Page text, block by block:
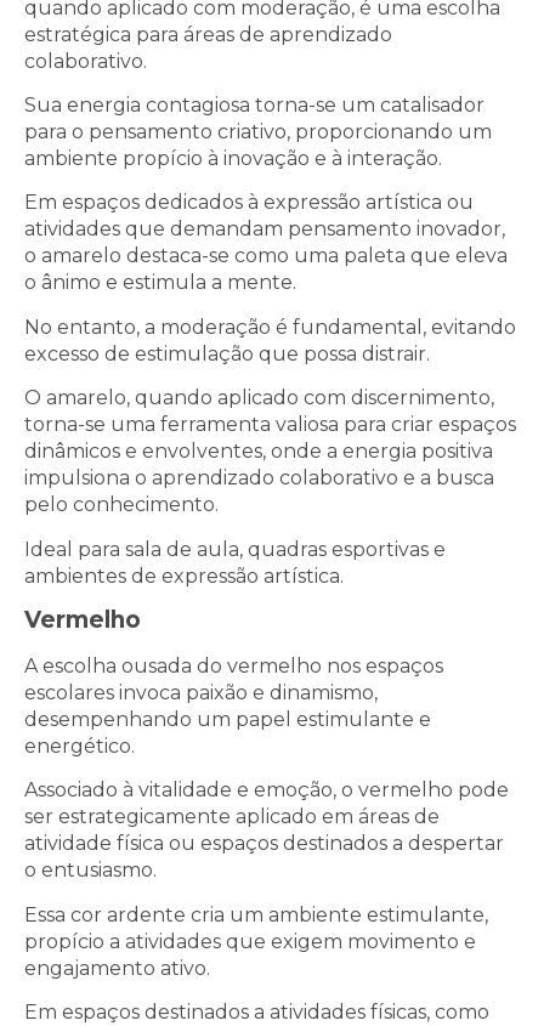
quando aplicado com moderação, é uma escolha
estratégica para áreas de aprendizado
colaborativo.
Sua energia contagiosa torna-se um catalisador
para o pensamento criativo, proporcionando um
ambiente propício à inovação e à interação.
Em espaços dedicados à expressão artística ou
atividades que demandam pensamento inovador,
o amarelo destaca-se como uma paleta que eleva
o ânimo e estimula a mente.
No entanto, a moderação é fundamental, evitando
excesso de estimulação que possa distrair.
O amarelo, quando aplicado com discernimento,
torna-se uma ferramenta valiosa para criar espaços
dinâmicos e envolventes, onde a energia positiva
impulsiona o aprendizado colaborativo e a busca
pelo conhecimento.
Ideal para sala de aula, quadras esportivas e
ambientes de expressão artística.
Vermelho
A escolha ousada do vermelho nos espaços
escolares invoca paixão e dinamismo,
desempenhando um papel estimulante e
energético.
Associado à vitalidade e emoção, o vermelho pode
ser estrategicamente aplicado em áreas de
atividade física ou espaços destinados a despertar
o entusiasmo.
Essa cor ardente cria um ambiente estimulante,
propício a atividades que exigem movimento e
engajamento ativo.
Em espaços destinados a atividades físicas, como